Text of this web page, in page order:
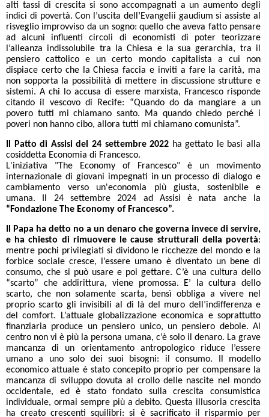
alti tassi di crescita si sono accompagnati a un aumento degli
indici di povertà. Con l’uscita dell’Evangelii gaudium si assiste al
risveglio improvviso da un sogno: quello che aveva fatto pensare
ad alcuni influenti circoli di economisti di poter teorizzare
l’alleanza indissolubile tra la Chiesa e la sua gerarchia, tra il
pensiero cattolico e un certo mondo capitalista a cui non
dispiace certo che la Chiesa faccia e inviti a fare la carità, ma
non sopporta la possibilità di mettere in discussione strutture e
sistemi. A chi lo accusa di essere marxista, Francesco risponde
citando il vescovo di Recife: “Quando do da mangiare a un
povero tutti mi chiamano santo. Ma quando chiedo perché i
poveri non hanno cibo, allora tutti mi chiamano comunista”.
Il Patto di Assisi del 24 settembre 2022 ha gettato le basi alla
cosiddetta Economia di Francesco.
L'iniziativa "The Economy of Francesco" è un movimento
internazionale di giovani impegnati in un processo di dialogo e
cambiamento verso un'economia più giusta, sostenibile e
umana. Il 24 settembre 2024 ad Assisi è nata anche la
“Fondazione The Economy of Francesco”.
Il Papa ha detto no a un denaro che governa invece di servire,
e ha chiesto di rimuovere le cause strutturali della povertà:
mentre pochi privilegiati si dividono le ricchezze del mondo e la
forbice sociale cresce, l’essere umano è diventato un bene di
consumo, che si può usare e poi gettare. C’è una cultura dello
“scarto” che addirittura, viene promossa. E’ la cultura dello
scarto, che non solamente scarta, bensì obbliga a vivere nel
proprio scarto gli invisibili al di là del muro dell’indifferenza e
del comfort. L’attuale globalizzazione economica e soprattutto
finanziaria produce un pensiero unico, un pensiero debole. Al
centro non vi è più la persona umana, c’è solo il denaro. La grave
mancanza di un orientamento antropologico riduce l’essere
umano a uno solo dei suoi bisogni: il consumo. Il modello
economico attuale è stato concepito proprio per compensare la
mancanza di sviluppo dovuta al crollo delle nascite nel mondo
occidentale, ed è stato fondato sulla crescita consumistica
individuale, ormai sempre più a debito. Questa illusoria crescita
ha creato crescenti squilibri: si è sacrificato il risparmio per